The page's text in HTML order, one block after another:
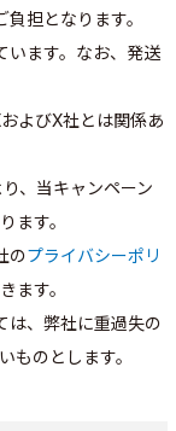
担となります。
います。なお、発送
よびX社とは関係あ
、当キャンペーン
ます。
のプライバシーポリ
ます。
は、弊社に重過失の
ものとします。